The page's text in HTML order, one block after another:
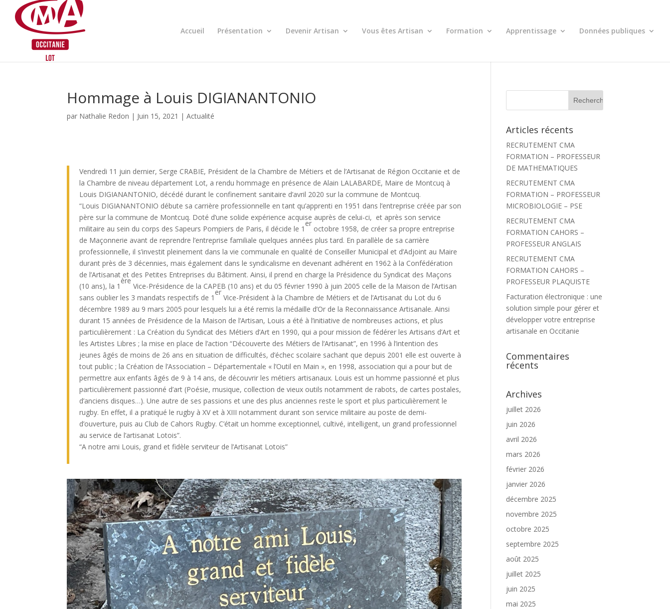
content
Accueil Présentation Devenir Artisan Vous êtes Artisan Formation Apprentissage Données publiques
Hommage à Louis DIGIANANTONIO
par Nathalie Redon | Juin 15, 2021 |Actualité
Vendredi 11 juin dernier, Serge CRABIE, Président de la Chambre de Métiers et de l’Artisanat de Région Occitanie et de
la Chambre de niveau département Lot, a rendu hommage en présence de Alain LALABARDE, Maire de Montcuq à
Louis DIGIANANTONIO, décédé durant le confinement sanitaire d’avril 2020 sur la commune de Montcuq.
“Louis DIGIANANTONIO débute sa carrière professionnelle en tant qu’apprenti en 1951 dans l’entreprise créée par son
père sur la commune de Montcuq. Doté d’une solide expérience acquise auprès de celui-ci, et après son service
militaire au sein du corps des Sapeurs Pompiers de Paris, il décide le 1
er
octobre 1958, de créer sa propre entreprise
de Maçonnerie avant de reprendre l’entreprise familiale quelques années plus tard. En parallèle de sa carrière
professionnelle, il s’investit pleinement dans la vie communale en qualité de Conseiller Municipal et d’Adjoint au Maire
durant près de 3 décennies, mais également dans le syndicalisme en devenant adhérent en 1962 à la Confédération
de l’Artisanat et des Petites Entreprises du Bâtiment. Ainsi, il prend en charge la Présidence du Syndicat des Maçons
(10 ans), la 1
ère
Vice-Présidence de la CAPEB (10 ans) et du 05 février 1990 à juin 2005 celle de la Maison de l’Artisan
sans oublier les 3 mandats respectifs de 1
er
Vice-Président à la Chambre de Métiers et de l’Artisanat du Lot du 6
décembre 1989 au 9 mars 2005 pour lesquels lui a été remis la médaille d’Or de la Reconnaissance Artisanale. Ainsi
durant 15 années de Présidence de la Maison de l’Artisan, Louis a été à l’initiative de nombreuses actions, et plus
particulièrement : La Création du Syndicat des Métiers d’Art en 1990, qui a pour mission de fédérer les Artisans d’Art et
les Artistes Libres ; la mise en place de l’action “Découverte des Métiers de l’Artisanat”, en 1996 à l’intention des
jeunes âgés de moins de 26 ans en situation de difficultés, d’échec scolaire sachant que depuis 2001 elle est ouverte à
tout public ; la Création de l’Association – Départementale « l’Outil en Main », en 1998, association qui a pour but de
permettre aux enfants âgés de 9 à 14 ans, de découvrir les métiers artisanaux. Louis est un homme passionné et plus
particulièrement passionné d’art (Poésie, musique, collection de vieux outils notamment de rabots, de cartes postales,
d’anciens disques…). Une autre de ses passions et une des plus anciennes reste le sport et plus particulièrement le
rugby. En effet, il a pratiqué le rugby à XV et à XIII notamment durant son service militaire au poste de demi-
d’ouverture, puis au Club de Cahors Rugby. C’était un homme exceptionnel, cultivé, intelligent, un grand professionnel
au service de l’artisanat Lotois”.
“A notre ami Louis, grand et fidèle serviteur de l’Artisanat Lotois”
c
e
c
h
r
:
Articles récents
RECRUTEMENT CMA
FORMATION – PROFESSEUR
DE MATHEMATIQUES
RECRUTEMENT CMA
FORMATION – PROFESSEUR
MICROBIOLOGIE – PSE
RECRUTEMENT CMA
FORMATION CAHORS –
PROFESSEUR ANGLAIS
RECRUTEMENT CMA
FORMATION CAHORS –
PROFESSEUR PLAQUISTE
Facturation électronique : une
solution simple pour gérer et
développer votre entreprise
artisanale en Occitanie
Commentaires
récents
Archives
juillet 2026
juin 2026
avril 2026
mars 2026
février 2026
janvier 2026
décembre 2025
novembre 2025
octobre 2025
septembre 2025
août 2025
juillet 2025
juin 2025
mai 2025